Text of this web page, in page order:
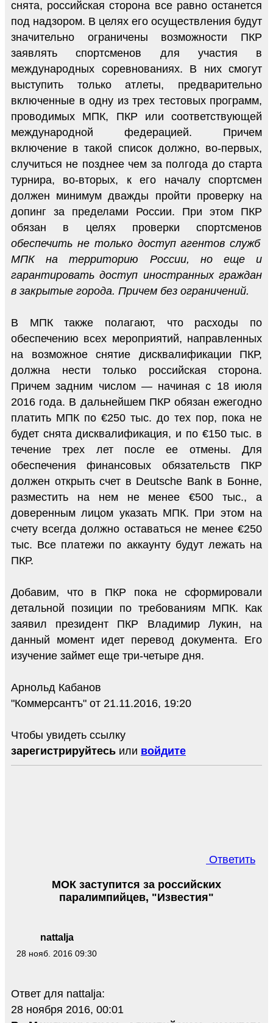
снята, российская сторона все равно останется
под надзором. В целях его осуществления будут
значительно ограничены возможности ПКР
заявлять спортсменов для участия в
международных соревнованиях. В них смогут
выступить только атлеты, предварительно
включенные в одну из трех тестовых программ,
проводимых МПК, ПКР или соответствующей
международной федерацией. Причем
включение в такой список должно, во-первых,
случиться не позднее чем за полгода до старта
турнира, во-вторых, к его началу спортсмен
должен минимум дважды пройти проверку на
допинг за пределами России. При этом ПКР
обязан в целях проверки спортсменов
обеспечить не только доступ агентов служб
МПК на территорию России, но еще и
гарантировать доступ иностранных граждан
в закрытые города. Причем без ограничений.
В МПК также полагают, что расходы по
обеспечению всех мероприятий, направленных
на возможное снятие дисквалификации ПКР,
должна нести только российская сторона.
Причем задним числом — начиная с 18 июля
2016 года. В дальнейшем ПКР обязан ежегодно
платить МПК по €250 тыс. до тех пор, пока не
будет снята дисквалификация, и по €150 тыс. в
течение трех лет после ее отмены. Для
обеспечения финансовых обязательств ПКР
должен открыть счет в Deutsche Bank в Бонне,
разместить на нем не менее €500 тыс., а
доверенным лицом указать МПК. При этом на
счету всегда должно оставаться не менее €250
тыс. Все платежи по аккаунту будут лежать на
ПКР.
Добавим, что в ПКР пока не сформировали
детальной позиции по требованиям МПК. Как
заявил президент ПКР Владимир Лукин, на
данный момент идет перевод документа. Его
изучение займет еще три-четыре дня.
Арнольд Кабанов
"Коммерсантъ" от 21.11.2016, 19:20
Чтобы увидеть ссылку
зарегистрируйтесь или войдите
Ответить
nattalja
28 нояб. 2016 09:30
МОК заступится за российских
паралимпийцев, "Известия"
Ответ для nattalja:
28 ноября 2016, 00:01